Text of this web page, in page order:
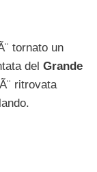
tornato un
del Grande
ritrovata